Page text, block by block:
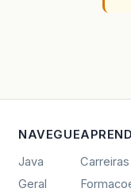
NAVEGUE
Java
Geral
Carreiras